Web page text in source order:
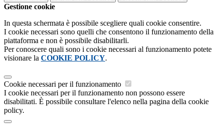
Gestione cookie
In questa schermata è possibile scegliere quali cookie consentire.
I cookie necessari sono quelli che consentono il funzionamento della
piattaforma e non è possibile disabilitarli.
Per conoscere quali sono i cookie necessari al funzionamento potete
visionare la COOKIE POLICY.
Cookie necessari per il funzionamento
I cookie necessari per il funzionamento non possono essere
disabilitati. È possibile consultare l'elenco nella pagina della cookie
policy.